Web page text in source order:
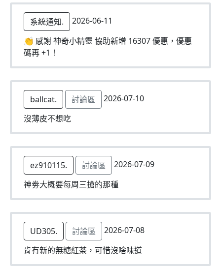
系統通知.
2026-06-11
👏 感謝 神奇小精靈 協助新增 16307 優惠，優惠
碼再 +1！
ballcat. 討論區
2026-07-10
沒薄皮不想吃
ez910115. 討論區
2026-07-09
神劵大概要每周三搶的那種
UD305. 討論區
2026-07-08
肯有新的無糖紅茶，可惜沒啥味道